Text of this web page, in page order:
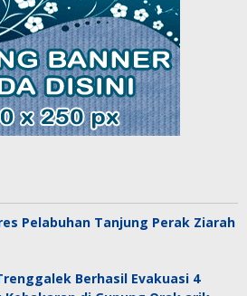
Pelabuhan Tanjung Perak Ziarah
Berhasil Evakuasi 4